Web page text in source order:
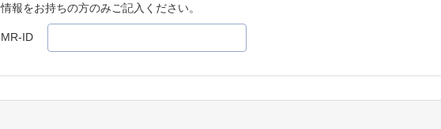
情報をお持ちの方のみご記入ください。
MR-ID